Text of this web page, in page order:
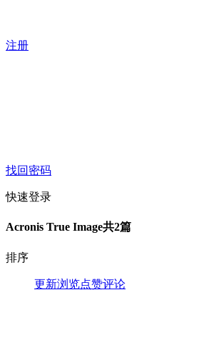
注册
找回密码
快速登录
Acronis True Image共2篇
排序
更新浏览点赞评论